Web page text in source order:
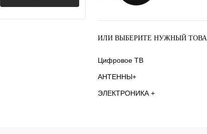
ИЛИ ВЫБЕРИТЕ НУЖНЫЙ
Цифровое ТВ
АНТЕННЫ+
ЭЛЕКТРОНИКА +